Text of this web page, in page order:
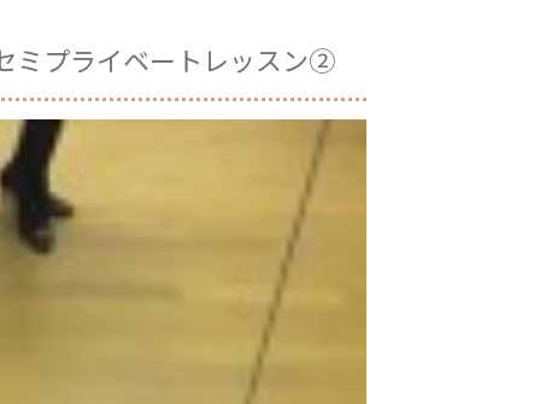
ミプライベートレッスン②